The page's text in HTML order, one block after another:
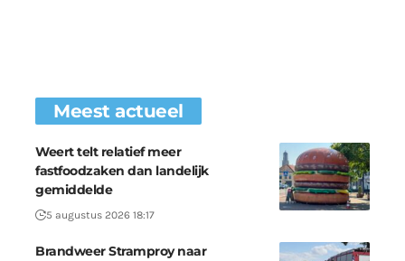
Meest actueel
Weert telt relatief meer
fastfoodzaken dan landelijk
gemiddelde
5 augustus 2026 18:17
Brandweer Stramproy naar